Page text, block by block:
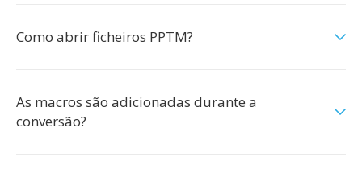
Como abrir ficheiros PPTM?
As macros são adicionadas durante a
conversão?